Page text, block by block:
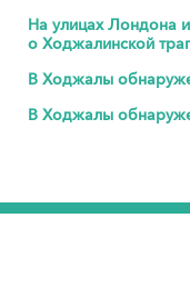
На улицах Лондона
о Ходжалинской
В Ходжалы
В Ходжалы